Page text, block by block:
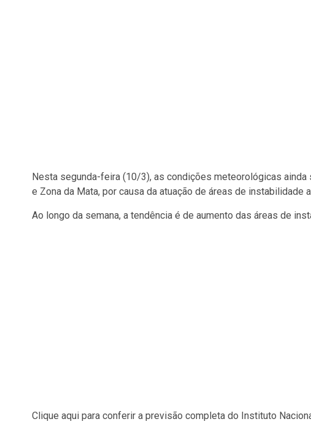
Nesta segunda-feira (10/3), as condições meteorológicas
e Zona da Mata, por causa da atuação de áreas de instabilidade
Ao longo da semana, a tendência é de aumento das áreas de
Clique aqui para conferir a previsão completa do Instituto